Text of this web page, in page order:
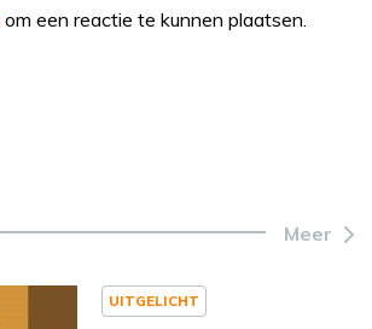
om een reactie te kunnen plaatsen.
Meer
UITGELICHT